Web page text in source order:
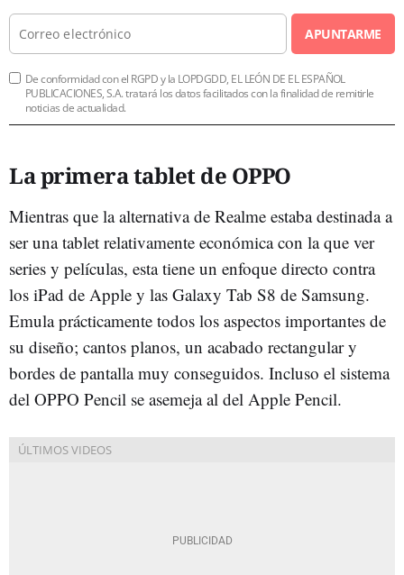
APUNTARME
De conformidad con el RGPD y la LOPDGDD, EL LEÓN DE EL ESPAÑOL
PUBLICACIONES, S.A. tratará los datos facilitados con la finalidad de remitirle
noticias de actualidad.
La primera tablet de OPPO
Mientras que la alternativa de Realme estaba destinada a
ser una tablet relativamente económica con la que ver
series y películas, esta tiene un enfoque directo contra
los iPad de Apple y las Galaxy Tab S8 de Samsung.
Emula prácticamente todos los aspectos importantes de
su diseño; cantos planos, un acabado rectangular y
bordes de pantalla muy conseguidos. Incluso el sistema
del OPPO Pencil se asemeja al del Apple Pencil.